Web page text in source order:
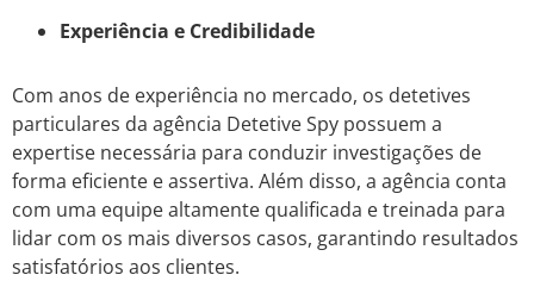
Experiência e Credibilidade
Com anos de experiência no mercado, os detetives
particulares da agência Detetive Spy possuem a
expertise necessária para conduzir investigações de
forma eficiente e assertiva. Além disso, a agência conta
com uma equipe altamente qualificada e treinada para
lidar com os mais diversos casos, garantindo resultados
satisfatórios aos clientes.